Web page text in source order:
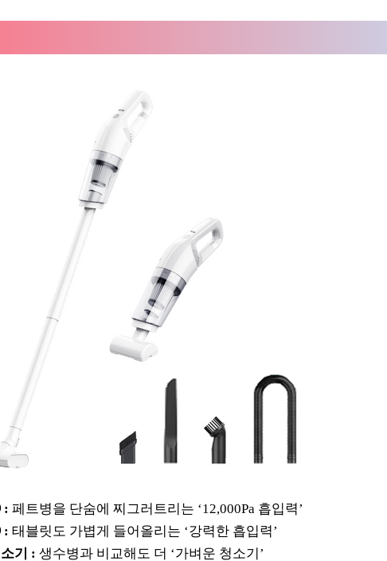
: 페트병을 단숨에 찌그러트리는 ‘12,000Pa 흡입력’
: 태블릿도 가볍게 들어올리는 ‘강력한 흡입력’
기 : 생수병과 비교해도 더 ‘가벼운 청소기’